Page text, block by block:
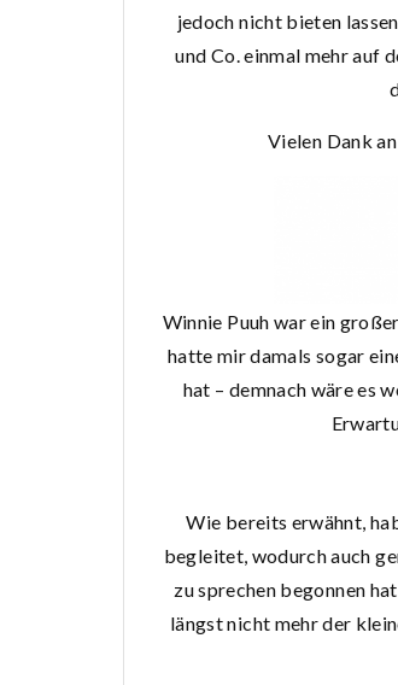
jedoch nicht bieten
und Co. einmal mehr auf
Vielen Dank
Winnie Puuh war ein
hatte mir damals sogar
hat – demnach wäre es
Wie bereits erwähnt,
begleitet, wodurch auch
zu sprechen begonnen
längst nicht mehr der